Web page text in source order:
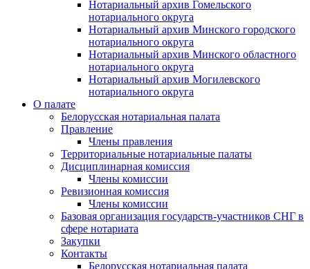
Нотариальный архив Гомельского
нотариального округа
Нотариальный архив Минского городского
нотариального округа
Нотариальный архив Минского областного
нотариального округа
Нотариальный архив Могилевского
нотариального округа
О палате
Белорусская нотариальная палата
Правление
Члены правления
Территориальные нотариальные палаты
Дисциплинарная комиссия
Члены комиссии
Ревизионная комиссия
Члены комиссии
Базовая организация государств-участников СНГ в
сфере нотариата
Закупки
Контакты
Белорусская нотариальная палата